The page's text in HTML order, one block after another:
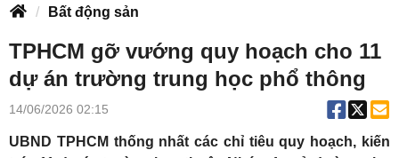
Bất động sản
TPHCM gỡ vướng quy hoạch cho 11
dự án trường trung học phổ thông
14/06/2026 02:15
UBND TPHCM thống nhất các chỉ tiêu quy hoạch, kiến